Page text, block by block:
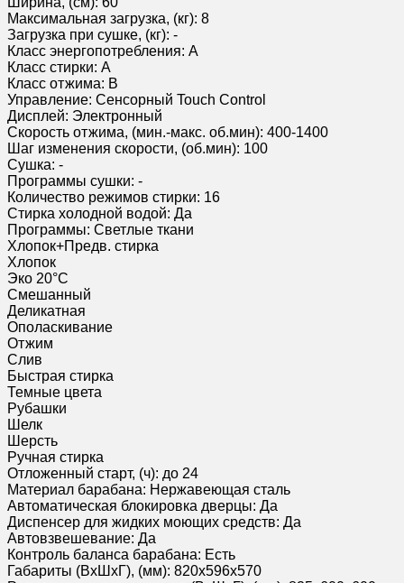
Максимальная загрузка, (кг): 8
Загрузка при сушке, (кг): -
Класс энергопотребления: A
Класс стирки: A
Класс отжима: B
Управление: Сенсорный Touch Control
Дисплей: Электронный
Скорость отжима, (мин.-макс. об.мин): 400-1400
Шаг изменения скорости, (об.мин): 100
Сушка: -
Программы сушки: -
Количество режимов стирки: 16
Стирка холодной водой: Да
Программы: Светлые ткани
Хлопок+Предв. стирка
Хлопок
Эко 20°C
Смешанный
Деликатная
Ополаскивание
Отжим
Слив
Быстрая стирка
Темные цвета
Рубашки
Шелк
Шерсть
Ручная стирка
Отложенный старт, (ч): до 24
Материал барабана: Нержавеющая сталь
Автоматическая блокировка дверцы: Да
Диспенсер для жидких моющих средств: Да
Автовзвешевание: Да
Контроль баланса барабана: Есть
Габариты (ВхШхГ), (мм): 820х596х570